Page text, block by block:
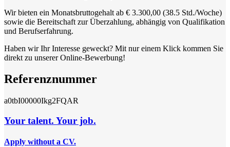
Wir bieten ein Monatsbruttogehalt ab € 3.300,00 (38.5 Std./Woche)
sowie die Bereitschaft zur Überzahlung, abhängig von Qualifikation
und Berufserfahrung.
Haben wir Ihr Interesse geweckt? Mit nur einem Klick kommen Sie
direkt zu unserer Online-Bewerbung!
Referenznummer
a0tbI00000Ikg2FQAR
Your talent. Your job.
Apply without a CV.